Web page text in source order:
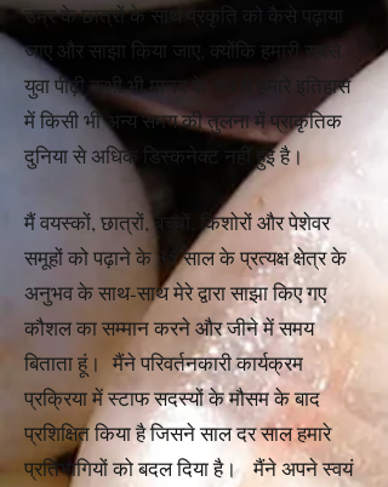
उम्र के छात्रों के साथ प्रकृति को कैसे पढ़ाया
जाए और साझा किया जाए, क्योंकि हमारी सबसे
युवा पीढ़ी कभी भी मानव के रूप में हमारे इतिहास
में किसी भी अन्य समय की तुलना में प्राकृतिक
दुनिया से अधिक डिस्कनेक्ट नहीं हुई है।
मैं वयस्कों, छात्रों, बच्चों, किशोरों और पेशेवर
समूहों को पढ़ाने के 35 साल के प्रत्यक्ष क्षेत्र के
अनुभव के साथ-साथ मेरे द्वारा साझा किए गए
कौशल का सम्मान करने और जीने में समय
बिताता हूं। मैंने परिवर्तनकारी कार्यक्रम
प्रक्रिया में स्टाफ सदस्यों के मौसम के बाद
प्रशिक्षित किया है जिसने साल दर साल हमारे
प्रतिभागियों को बदल दिया है। मैंने अपने स्वयं